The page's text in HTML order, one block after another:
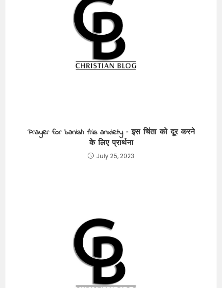
Prayer for banish this anxiety – इस चिंता को दूर करने
के लिए प्रार्थना
July 25, 2023